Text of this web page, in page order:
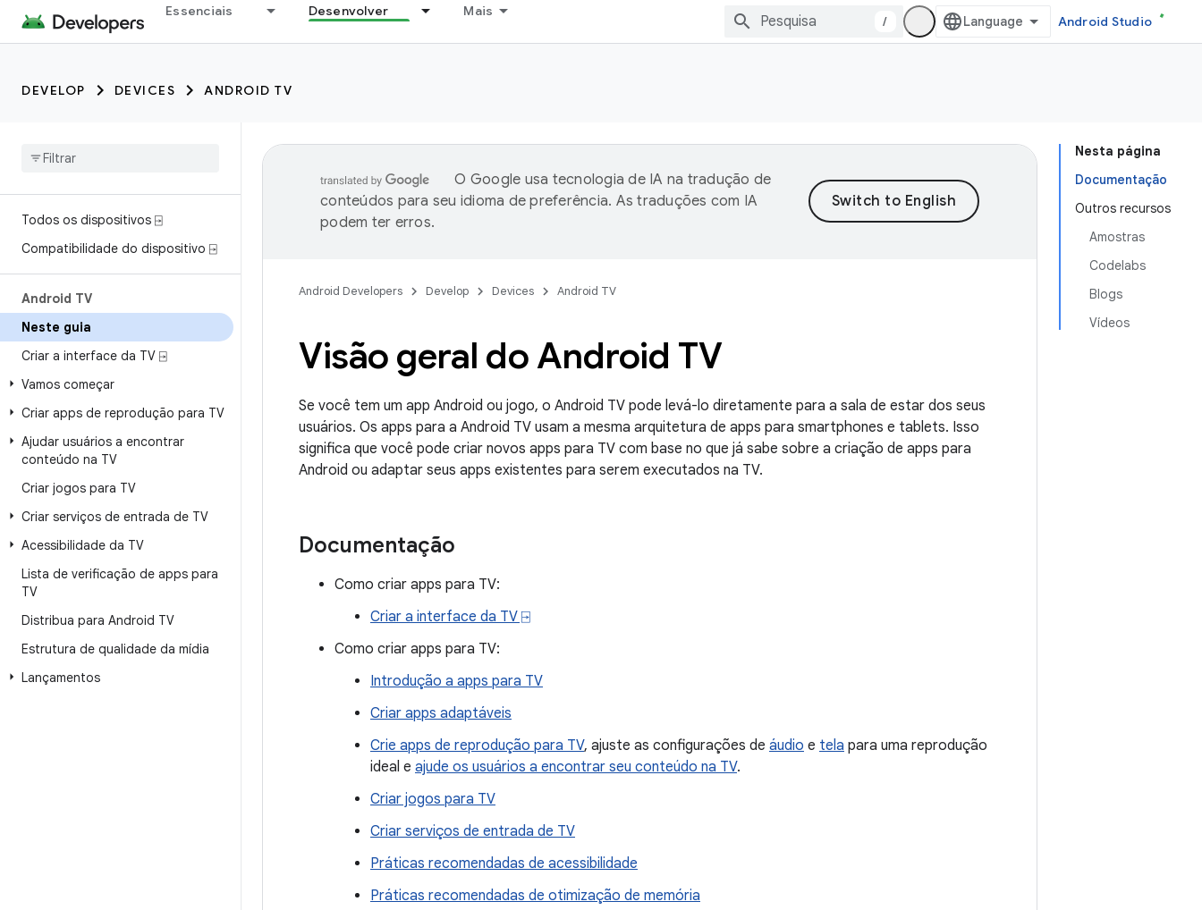
Essenciais Desenvolver Mais
/ Android Studio
DEVELOP DEVICES ANDROID TV
Todos os dispositivos ⍈
Compatibilidade do dispositivo ⍈
Android TV
Neste guia
Criar a interface da TV ⍈
Vamos começar
Criar apps de reprodução para TV
Ajudar usuários a encontrar
conteúdo na TV
Criar jogos para TV
Criar serviços de entrada de TV
Acessibilidade da TV
Lista de verificação de apps para
TV
Distribua para Android TV
Estrutura de qualidade da mídia
Lançamentos
Nesta página
Documentação
Outros recursos
Amostras
Codelabs
Blogs
Vídeos
O Google usa tecnologia de IA na tradução de
conteúdos para seu idioma de preferência. As traduções com IA
podem ter erros.
Android Developers Develop Devices Android TV
Visão geral do Android TV
Se você tem um app Android ou jogo, o Android TV pode levá-lo diretamente para a sala de estar dos seus
usuários. Os apps para a Android TV usam a mesma arquitetura de apps para smartphones e tablets. Isso
significa que você pode criar novos apps para TV com base no que já sabe sobre a criação de apps para
Android ou adaptar seus apps existentes para serem executados na TV.
Documentação
Como criar apps para TV:
Criar a interface da TV ⍈
Como criar apps para TV:
Introdução a apps para TV
Criar apps adaptáveis
Crie apps de reprodução para TV, ajuste as configurações de áudio e tela para uma reprodução
ideal e ajude os usuários a encontrar seu conteúdo na TV.
Criar jogos para TV
Criar serviços de entrada de TV
Práticas recomendadas de acessibilidade
Práticas recomendadas de otimização de memória